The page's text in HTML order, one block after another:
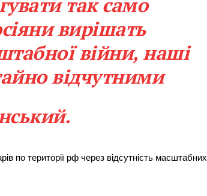
вирішать
війни, наші
відчутними
по території рф через відсутність масштабних